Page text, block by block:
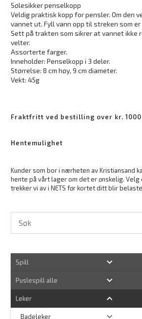
Sølesikker penselkopp
Veldig praktisk kopp for pensler. Om den
vannet ut. Fyll vann opp til streken som
Sett på trakten som sikrer at vannet ikke
velter.
Assorterte farger.
Inneholder: Penselkopp i 3 deler.
Størrelse: 8 cm høy, 9 cm diameter.
Vekt: 45g
Fraktfritt ved bestilling over kr.
Hentemulighet
Kunder som bor i nærheten av Kristiansand
hente på vårt lager om det er ønskelig. Velg
trekker vi av i NETS før kortet ditt blir
Spill
Puslespill alle
Leker
Badeleker